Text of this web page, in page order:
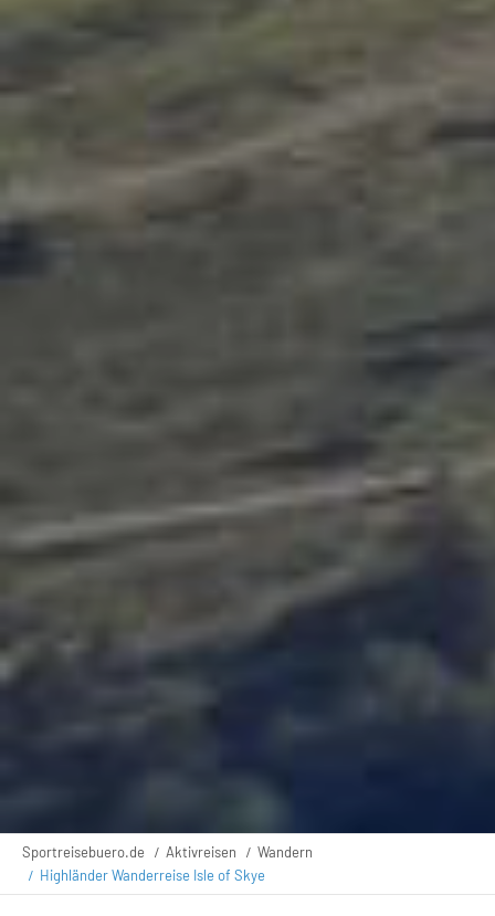
Sportreisebuero.de Aktivreisen
Wandern
Highländer Wanderreise Isle of Skye